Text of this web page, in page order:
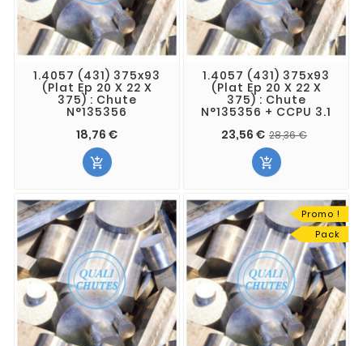
1.4057 (431) 375x93
(Plat Ep 20 X 22 X
375) : Chute
N°135356
18,76 €

1.4057 (431) 375x93
(Plat Ep 20 X 22 X
375) : Chute
N°135356 + CCPU 3.1
23,56 € 28,36 €

Promo !
Pack